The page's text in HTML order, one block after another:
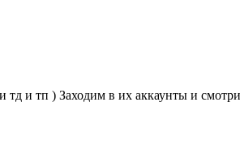
и тп ) Заходим в их аккаунты и